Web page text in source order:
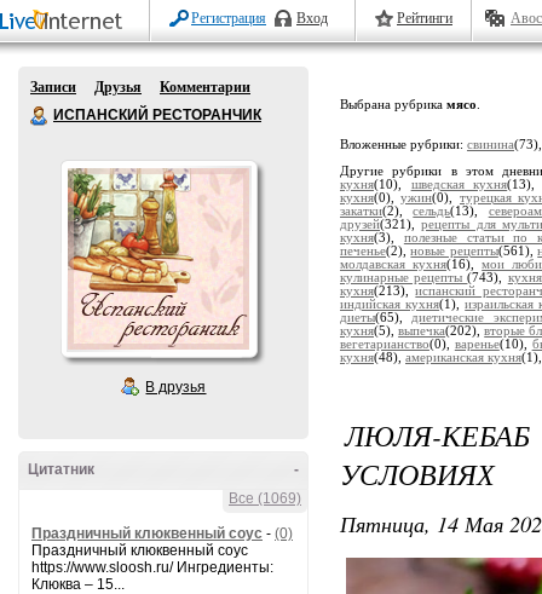
Регистрация Вход Рейтинги
Записи Друзья
Комментарии
ИСПАНСКИЙ РЕСТОРАНЧИК
В друзья
-
Цитатник
Все (1069)
Праздничный клюквенный соус - (0)
Праздничный клюквенный соус
https://www.sloosh.ru/ Ингредиенты:
Клюква – 15...
Выбрана рубрика мясо
Вложенные рубрики: свинина
Другие рубрики в этом
кухня(10), шведская кухня
кухня(0),ужин(0), турецкая
закатки(2),сельдь(13),
друзей(321),рецепты для
кухня(3), полезные статьи по
печенье(2),новые рецепты(561),
молдавская кухня(16),мои
кулинарные рецепты(743),
кухня(213),испанский
индийская кухня(1),израильская
диеты(65), диетические
кухня(5),выпечка(202),вторые
вегетарианство(0), варенье(10),
кухня(48), американская кухня
ЛЮЛЯ-
УСЛОВИЯХ
Пятница, 14 Мая